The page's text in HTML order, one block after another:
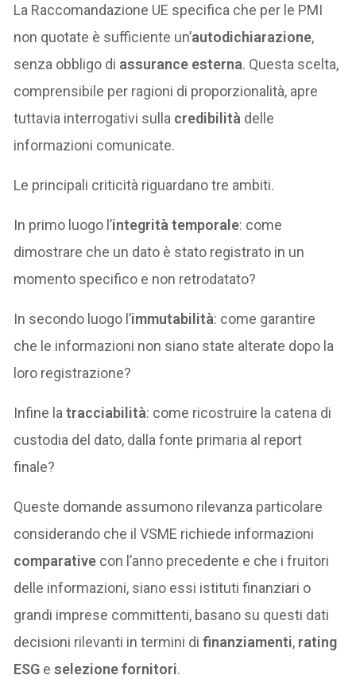
La Raccomandazione UE specifica che per le PMI
non quotate è sufficiente un’autodichiarazione,
senza obbligo di assurance esterna. Questa scelta,
comprensibile per ragioni di proporzionalità, apre
tuttavia interrogativi sulla credibilità delle
informazioni comunicate.
Le principali criticità riguardano tre ambiti.
In primo luogo l’integrità temporale: come
dimostrare che un dato è stato registrato in un
momento specifico e non retrodatato?
In secondo luogo l’immutabilità: come garantire
che le informazioni non siano state alterate dopo la
loro registrazione?
Infine latracciabilità: come ricostruire la catena di
custodia del dato, dalla fonte primaria al report
finale?
Queste domande assumono rilevanza particolare
considerando che il VSME richiede informazioni
comparative con l’anno precedente e che i fruitori
delle informazioni, siano essi istituti finanziari o
grandi imprese committenti, basano su questi dati
decisioni rilevanti in termini difinanziamenti, rating
ESG eselezione fornitori.